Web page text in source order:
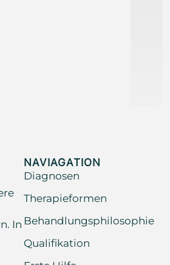
In
NAVIAGATION
Diagnosen
Therapieformen
Behandlungsphilosophie
Qualifikation